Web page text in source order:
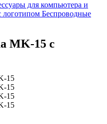
для компьютера и
Беспроводные
MK-15 с